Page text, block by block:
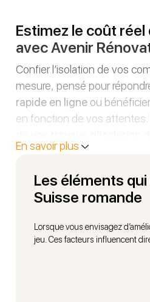
Estimez le coût
avec Avenir
Confier l’isolation de vos
mesure, pensé pour
rapide en ligne ou
en fonction de vos
visite préalable afin de
Nos professionnels
vous optiez pour une
conforme aux exigences
En savoir plus
Les éléments
Suisse romande
Lorsque vous envisagez
jeu. Ces facteurs influencent